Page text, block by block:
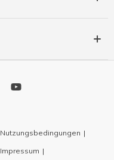
Nutzungsbedingungen
Impressum